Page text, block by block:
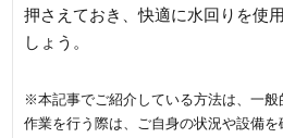
押さえておき、快適に水回りを使
しょう。
※本記事でご紹介している方法は、一般
作業を行う際は、ご自身の状況や設備